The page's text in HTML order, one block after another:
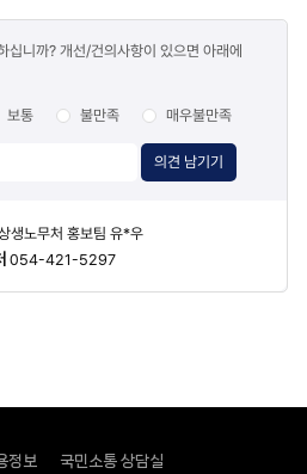
십니까? 개선/건의사항이 있으면 아래에
보통 불만족 매우불만족
의견 남기기
생노무처 홍보팀 유*우
054-421-5297
정보 국민소통 상담실